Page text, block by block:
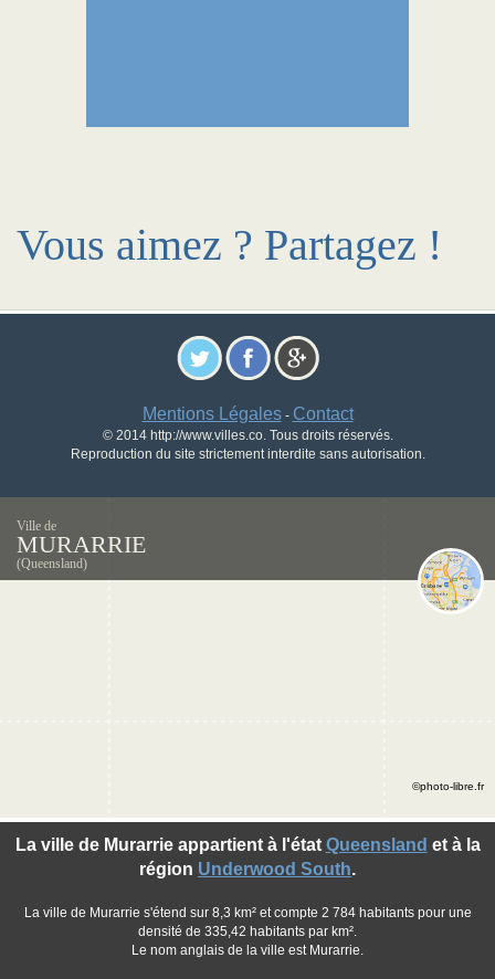
Vous aimez ? Partagez !
Mentions Légales- Contact
© 2014 http://www.villes.co. Tous droits réservés.
Reproduction du site strictement interdite sans autorisation.
Ville de
MURARRIE
(Queensland)
La ville de Murarrie appartient à l'état Queensland et à la
région Underwood South.
La ville de Murarrie s'étend sur 8,3 km² et compte 2 784 habitants pour une
densité de 335,42 habitants par km².
Le nom anglais de la ville est Murarrie.
©photo-libre.fr